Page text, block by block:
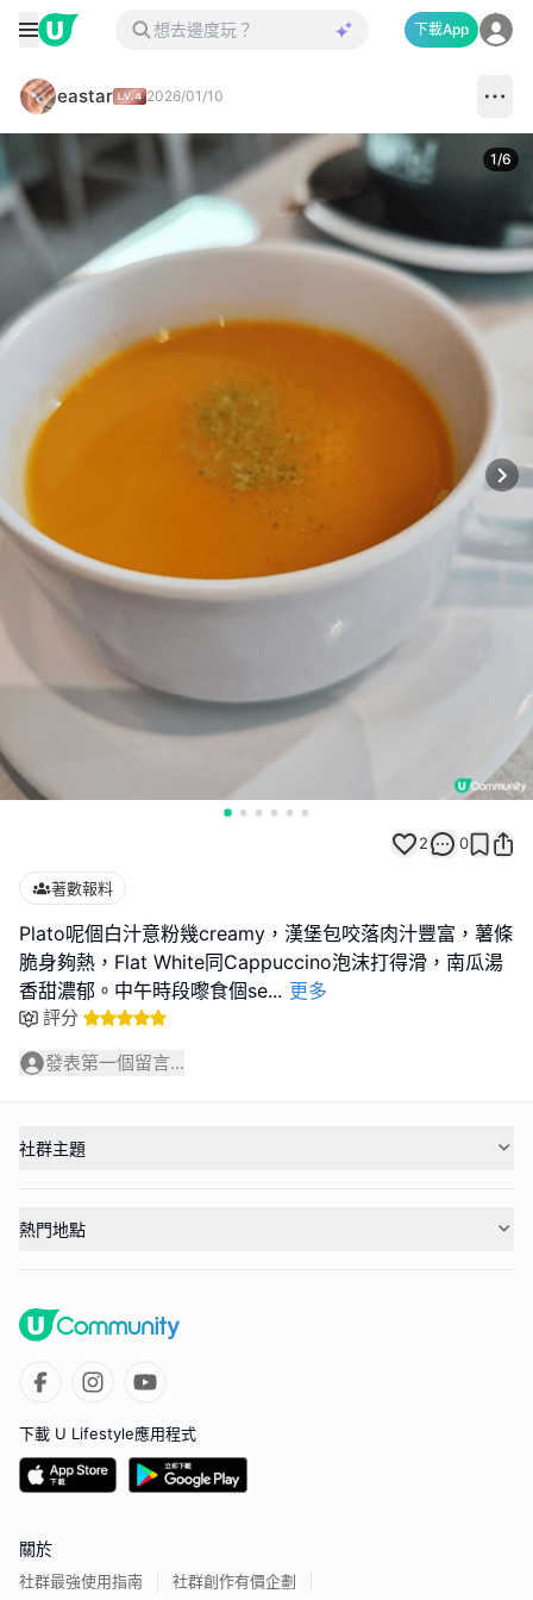
下載App
eastar 2026/01/10
1/6
2 0
著數報料
Plato呢個白汁意粉幾creamy，漢堡包咬落肉汁豐富，薯條
脆身夠熱，Flat White同Cappuccino泡沫打得滑，南瓜湯
香甜濃郁。中午時段嚟食個se... 更多
評分
發表第一個留言...
社群主題
熱門地點
下載 U Lifestyle應用程式
關於
社群最強使用指南 社群創作有價企劃